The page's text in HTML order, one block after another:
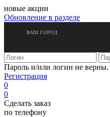
новые акции
Обновление в разделе
ВАШ ГОРОД
Пароль и/или логин не верны.
Регистрация
0
0
Сделать заказ
по телефону